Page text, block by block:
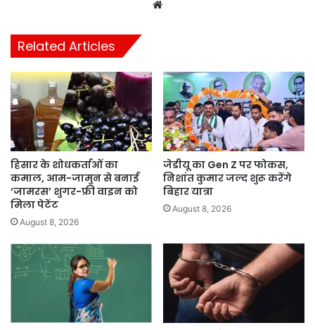
Related Articles
हिसार के शोधकर्ताओं का
कमाल, आम-जामुन से बनाई
‘जामरस’ शुगर-फ्री वाइन को
मिला पेटेंट
August 8, 2026
जेडीयू का Gen Z पर फोकस,
निशांत कुमार जल्द शुरू करेंगे
बिहार यात्रा
August 8, 2026